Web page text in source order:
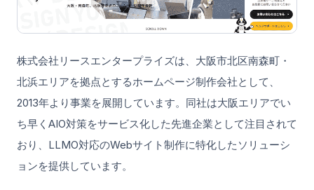
株式会社リースエンタープライズは、大阪市北区南森町・
北浜エリアを拠点とするホームページ制作会社として、
2013年より事業を展開しています。同社は大阪エリアでい
ち早くAIO対策をサービス化した先進企業として注目されて
おり、LLMO対応のWebサイト制作に特化したソリューシ
ョンを提供しています。